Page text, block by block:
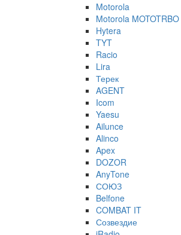
Motorola
Motorola MOTOTRBO
Hytera
TYT
Racio
Lira
Терек
AGENT
Icom
Yaesu
Ailunce
Alinco
Apex
DOZOR
AnyTone
СОЮЗ
Belfone
COMBAT IT
Созвездие